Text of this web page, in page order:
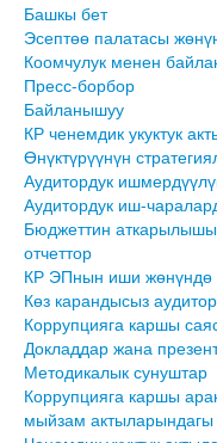
Башкы бет
Эсептөө палатасы
Коомчулук менен
Пресс-борбор
Байланышуу
КР ченемдик укуктук
Өнүктүрүүнүн
Аудитордук
Аудитордук иш-
Бюджеттин
отчеттор
КР ЭПнын иши жөнүндө
Көз карандысыз
Коррупцияга каршы
Докладдар жана
Методикалык сунуштар
Коррупцияга каршы
мыйзам актыларындагы